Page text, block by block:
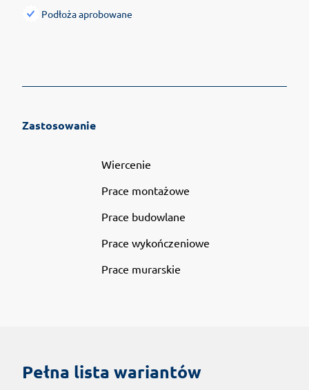
Podłoża aprobowane
Zastosowanie
Wiercenie
Prace montażowe
Prace budowlane
Prace wykończeniowe
Prace murarskie
Pełna lista wariantów